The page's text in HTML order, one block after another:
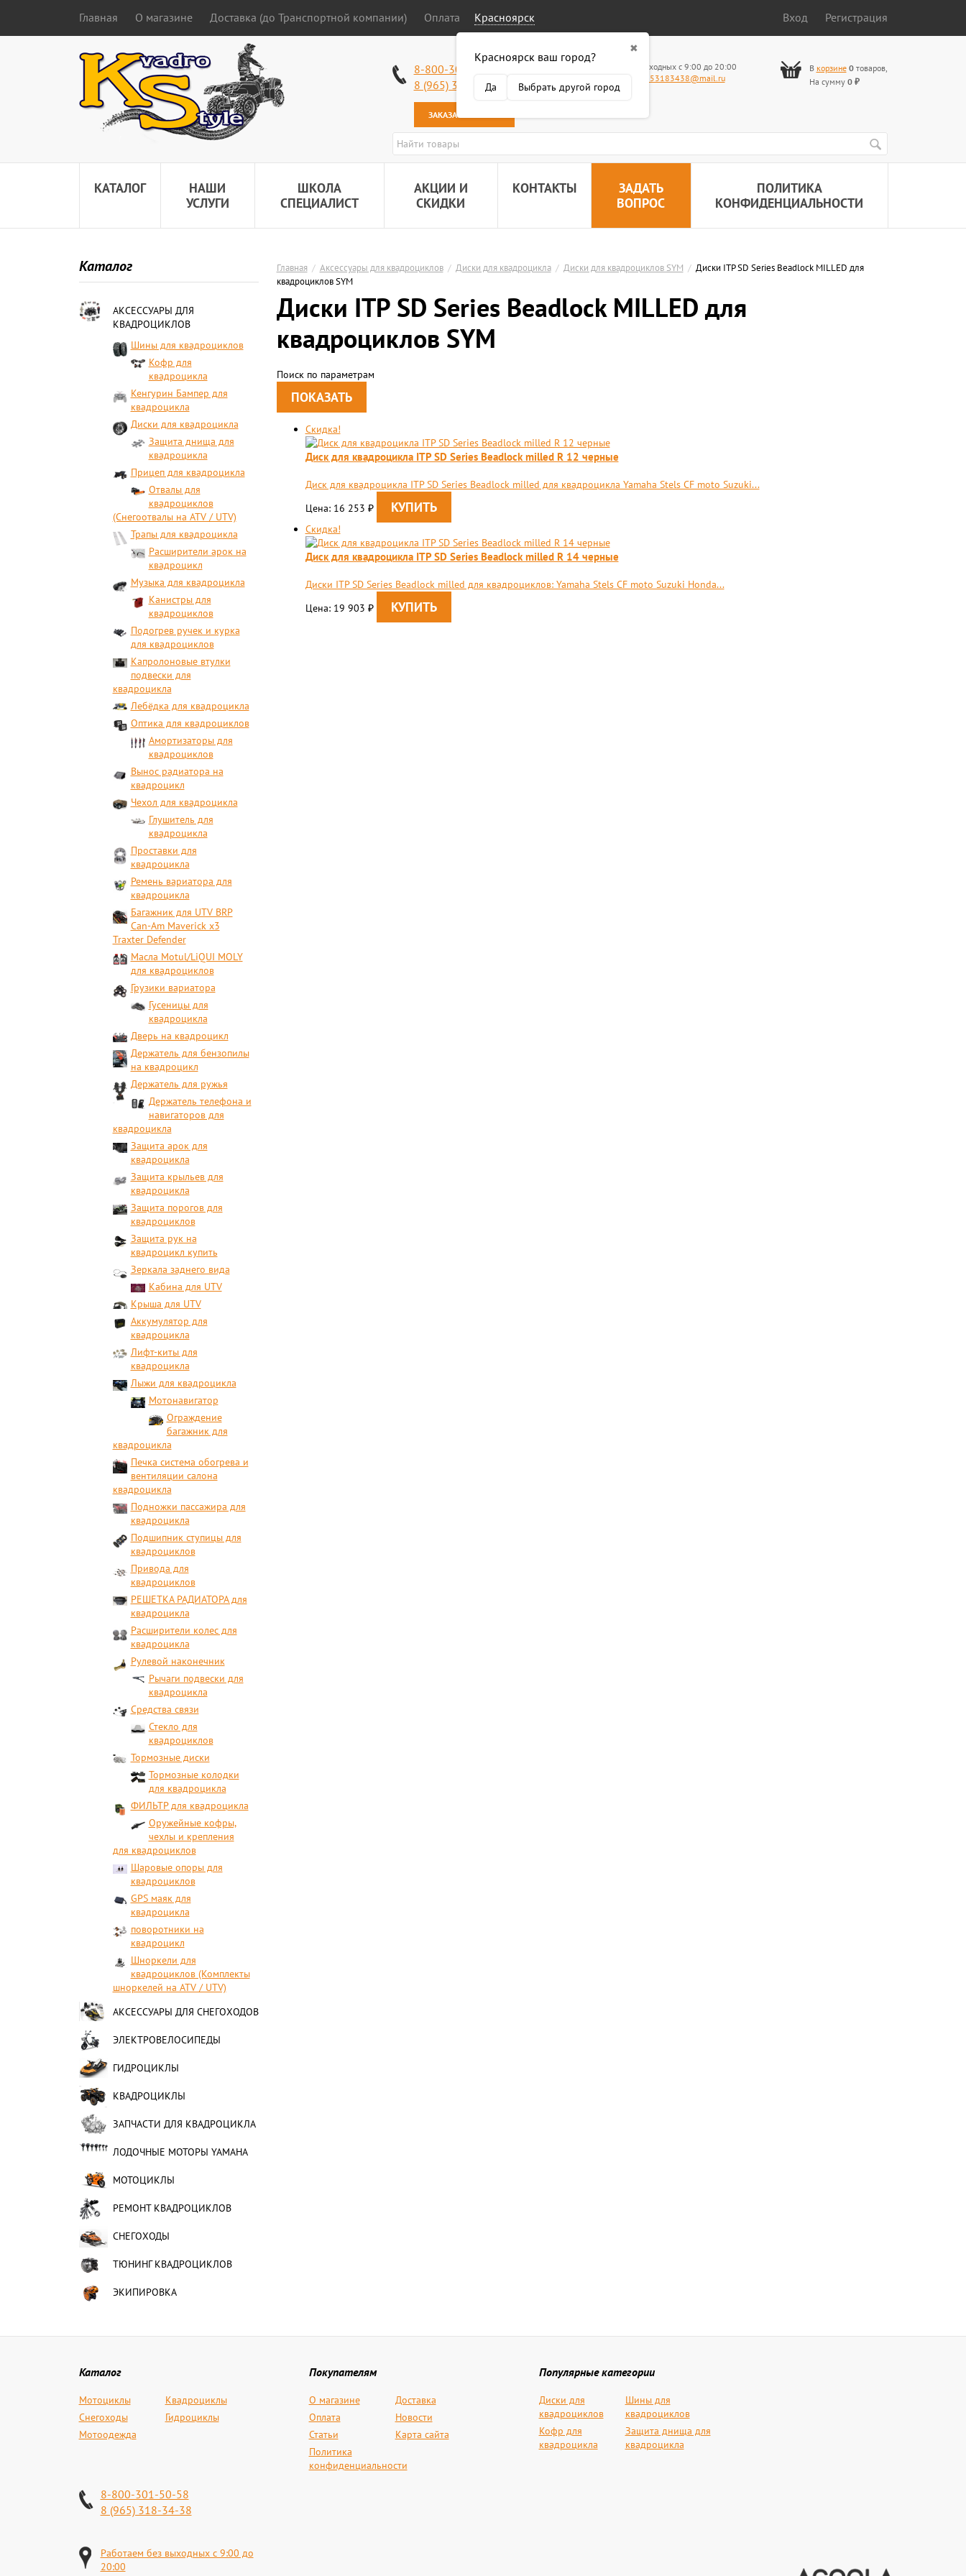
Главная О магазине Доставка (до Транспортной компании) Оплата Красноярск
✖
Красноярск ваш город?
Да Выбрать другой город
Вход Регистрация
8-800-301-50-58
8 (965) 318-34-38
ЗАКАЗАТЬ ЗВОНОК
Работаем без выходных с 9:00 до 20:00
89653183438@mail.ru
В корзине 0товаров,
На сумму 0 ₽
КАТАЛОГ
НАШИ
УСЛУГИ
ШКОЛА
СПЕЦИАЛИСТ
АКЦИИ И
СКИДКИ
КОНТАКТЫ
ЗАДАТЬ
ВОПРОС
ПОЛИТИКА
КОНФИДЕНЦИАЛЬНОСТИ
Каталог
АКСЕССУАРЫ ДЛЯ
КВАДРОЦИКЛОВ
Шины для квадроциклов
Кофр для
квадроцикла
Кенгурин Бампер для
квадроцикла
Диски для квадроцикла
Защита днища для
квадроцикла
Прицеп для квадроцикла
Отвалы для
квадроциклов
(Снегоотвалы на ATV / UTV)
Трапы для квадроцикла
Расширители арок на
квадроцикл
Музыка для квадроцикла
Канистры для
квадроциклов
Подогрев ручек и курка
для квадроциклов
Капролоновые втулки
подвески для
квадроцикла
Лебёдка для квадроцикла
Оптика для квадроциклов
Амортизаторы для
квадроциклов
Вынос радиатора на
квадроцикл
Чехол для квадроцикла
Глушитель для
квадроцикла
Проставки для
квадроцикла
Ремень вариатора для
квадроцикла
Багажник для UTV BRP
Can-Am Maverick x3
Traxter Defender
Масла Motul/LiQUI MOLY
для квадроциклов
Грузики вариатора
Гусеницы для
квадроцикла
Дверь на квадроцикл
Держатель для бензопилы
на квадроцикл
Держатель для ружья
Держатель телефона и
навигаторов для
квадроцикла
Защита арок для
квадроцикла
Защита крыльев для
квадроцикла
Защита порогов для
квадроциклов
Защита рук на
квадроцикл купить
Зеркала заднего вида
Кабина для UTV
Крыша для UTV
Аккумулятор для
квадроцикла
Лифт-киты для
квадроцикла
Лыжи для квадроцикла
Мотонавигатор
Ограждение
багажник для
квадроцикла
Печка система обогрева и
вентиляции салона
квадроцикла
Подножки пассажира для
квадроцикла
Подшипник ступицы для
квадроциклов
Привода для
квадроциклов
РЕШЕТКА РАДИАТОРА для
квадроцикла
Расширители колес для
квадроцикла
Рулевой наконечник
Рычаги подвески для
квадроцикла
Средства связи
Стекло для
квадроциклов
Тормозные диски
Тормозные колодки
для квадроцикла
ФИЛЬТР для квадроцикла
Оружейные кофры,
чехлы и крепления
для квадроциклов
Шаровые опоры для
квадроциклов
GPS маяк для
квадроцикла
поворотники на
квадроцикл
Шноркели для
квадроциклов (Комплекты
шноркелей на ATV / UTV)
АКСЕССУАРЫ ДЛЯ СНЕГОХОДОВ
ЭЛЕКТРОВЕЛОСИПЕДЫ
ГИДРОЦИКЛЫ
КВАДРОЦИКЛЫ
ЗАПЧАСТИ ДЛЯ КВАДРОЦИКЛА
ЛОДОЧНЫЕ МОТОРЫ YAMAHA
МОТОЦИКЛЫ
РЕМОНТ КВАДРОЦИКЛОВ
СНЕГОХОДЫ
ТЮНИНГ КВАДРОЦИКЛОВ
ЭКИПИРОВКА
Главная / Аксессуары для квадроциклов / Диски для квадроцикла / Диски для квадроциклов SYM / Диски ITP SD Series Beadlock MILLED для
квадроциклов SYM
Диски ITP SD Series Beadlock MILLED для
квадроциклов SYM
Поиск по параметрам
Скидка!
Диск для квадроцикла ITP SD Series Beadlock milled R 12 черные
Диск для квадроцикла ITP SD Series Beadlock milled для квадроцикла Yamaha Stels CF moto Suzuki...
Цена: 16 253 ₽
Скидка!
Диск для квадроцикла ITP SD Series Beadlock milled R 14 черные
Диски ITP SD Series Beadlock milled для квадроциклов: Yamaha Stels CF moto Suzuki Honda...
Цена: 19 903 ₽
Каталог
Мотоциклы
Квадроциклы
Снегоходы
Гидроциклы
Мотоодежда
Покупателям
О магазине
Доставка
Оплата
Новости
Статьи
Карта сайта
Политика
конфиденциальности
Популярные категории
Диски для
квадроциклов
Шины для
квадроциклов
Кофр для
квадроцикла
Защита днища для
квадроцикла
8-800-301-50-58
8 (965) 318-34-38
Работаем без выходных с 9:00 до
20:00